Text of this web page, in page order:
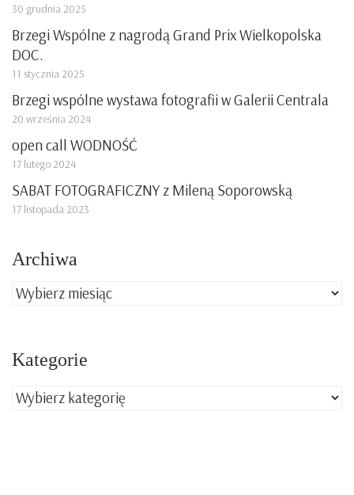
30 grudnia 2025
Brzegi Wspólne z nagrodą Grand Prix Wielkopolska
DOC.
11 stycznia 2025
Brzegi wspólne wystawa fotografii w Galerii Centrala
20 września 2024
open call WODNOŚĆ
17 lutego 2024
SABAT FOTOGRAFICZNY z Mileną Soporowską
17 listopada 2023
Archiwa
Archiwa
Kategorie
Kategorie